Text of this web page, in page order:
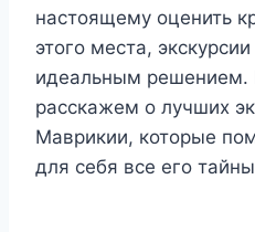
настоящему оценить
этого места,
идеальным решением.
расскажем о лучших
Маврикии, которые
для себя все его